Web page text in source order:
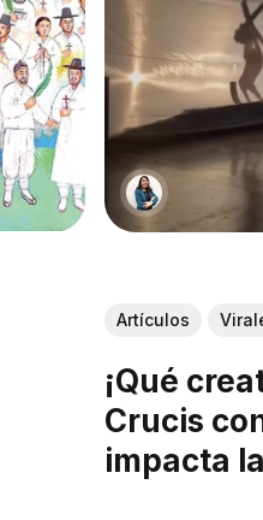
Artículos
¡Qué
Crucis
impacta